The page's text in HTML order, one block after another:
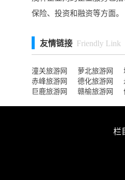
保险、投资和融资等方面。
友情链接 Friendly Link
潼关旅游网 萝北旅游网
赤峰旅游网
德化旅游网
巨鹿旅游网
赣榆旅游网
栏